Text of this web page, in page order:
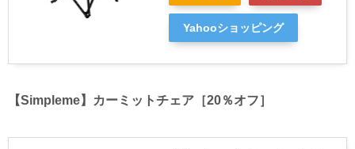
Yahooショッピング
【Simpleme】カーミットチェア［20％オフ］